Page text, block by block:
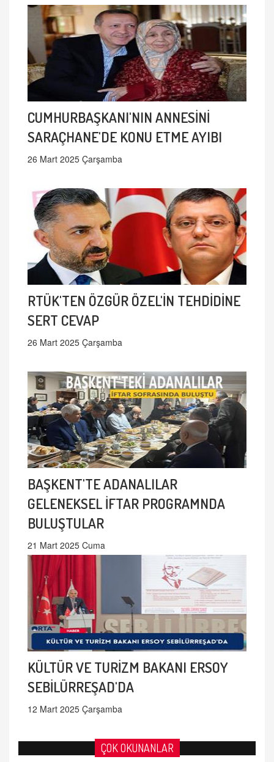
CUMHURBAŞKANI'NIN ANNESİNİ
SARAÇHANE'DE KONU ETME AYIBI
26 Mart 2025 Çarşamba
RTÜK'TEN ÖZGÜR ÖZEL'İN TEHDİDİNE
SERT CEVAP
26 Mart 2025 Çarşamba
BAŞKENT'TE ADANALILAR
GELENEKSEL İFTAR PROGRAMNDA
BULUŞTULAR
21 Mart 2025 Cuma
KÜLTÜR VE TURİZM BAKANI ERSOY
SEBİLÜRREŞAD'DA
12 Mart 2025 Çarşamba
ÇOK OKUNANLAR